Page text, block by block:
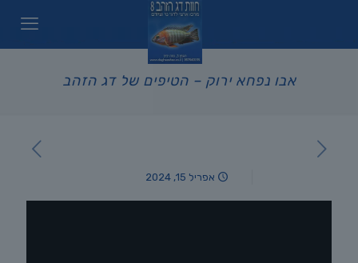
אבו נפחא ירוק – הטיפים של דג הזהב
אפריל 15, 2024